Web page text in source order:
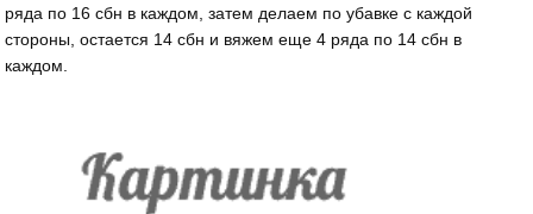
ряда по 16 сбн в каждом, затем делаем по убавке с каждой
стороны, остается 14 сбн и вяжем еще 4 ряда по 14 сбн в
каждом.